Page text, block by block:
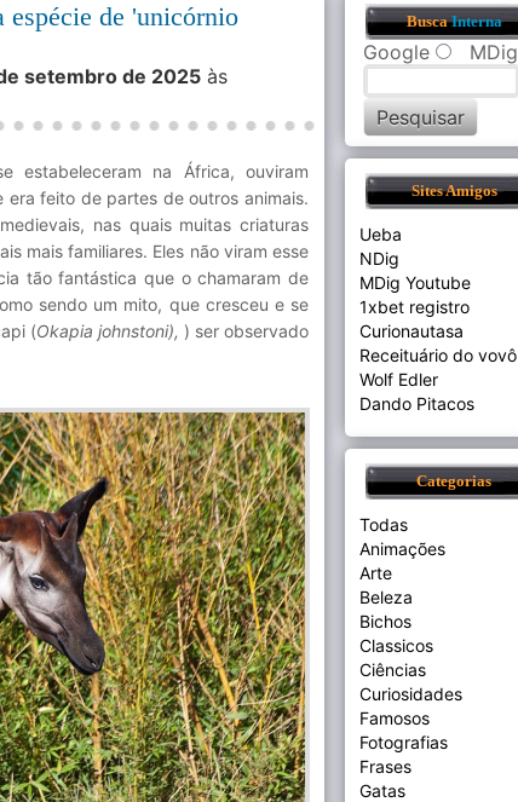
espécie de 'unicórnio
setembro de 2025 às
estabeleceram na África, ouviram
era feito de partes de outros animais.
nas quais muitas criaturas
mais familiares. Eles não viram esse
tão fantástica que o chamaram de
sendo um mito, que cresceu e se
(Okapia johnstoni), ) ser observado
BuscaInterna
Google MDig
Sites Amigos
Ueba
NDig
MDig Youtube
1xbet registro
Curionautasa
Receituário do vovô
Wolf Edler
Dando Pitacos
Categorias
Todas
Animações
Arte
Beleza
Bichos
Classicos
Ciências
Curiosidades
Famosos
Fotografias
Frases
Gatas